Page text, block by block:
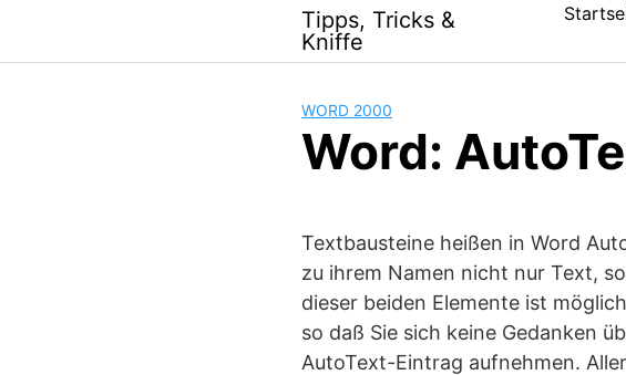
content
Tipps, Tricks &
Kniffe
WORD 2000
Word:
Textbausteine heißen in Word
zu ihrem Namen nicht nur Text,
dieser beiden Elemente ist
so daß Sie sich keine Gedanken
AutoText-Eintrag aufnehmen.